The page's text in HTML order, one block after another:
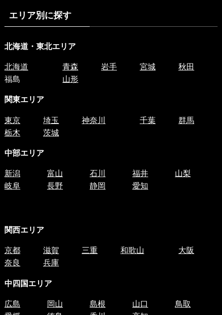
エリア別に探す
北海道・東北エリア
北海道 青森 岩手 宮城
秋田
福島
山形
関東エリア
東京 埼玉 神奈川 千葉
群馬
栃木
茨城
中部エリア
新潟 富山 石川 福井
山梨
岐阜
長野 静岡 愛知
関西エリア
京都 滋賀 三重 和歌山
大阪
奈良
兵庫
中四国 エリア
広島 岡山 島根 山口
鳥取